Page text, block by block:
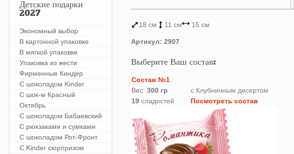
18 см 11 см 15 см
Артикул: 2907
Выберите Ваш состав:
Состав №1
Вес: 300 гр
с Клубничным десертом
19 сладостей Посмотреть состав
Детские подарки
2027
Экономный выбор
В картонной упаковке
В мягкой упаковке
Упаковка из жести
Фирменные Киндер
С шоколадом Kinder
С шок-м Красный
Октябрь
С шоколадом Бабаевский
С рюкзаками и сумками
С шоколадом Рот-Фронт
С Kinder сюрпризом